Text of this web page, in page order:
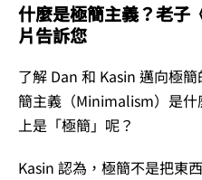
什麼是極簡主義？老子
片告訴您
了解 Dan 和 Kasin 邁向極
簡主義（Minimalism）是
上是「極簡」呢？
Kasin 認為，極簡不是把東